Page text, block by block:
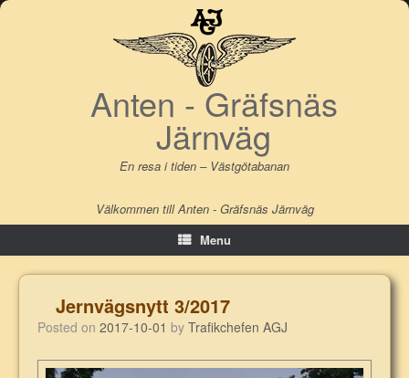
Skip
Anten - Gräfsnäs
Järnväg
En resa i tiden – Västgötabanan
Välkommen till Anten - Gräfsnäs Järnväg
Menu
Jernvägsnytt 3/2017
Posted on 2017-10-01 by Trafikchefen AGJ